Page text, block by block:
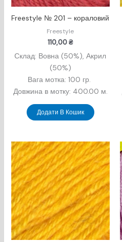
Freestyle № 201 – кораловий
Freestyle
110,00₴
Склад: Вовна (50%), Акрил
(50%)
Вага мотка: 100 гр.
Довжина в мотку: 400.00 м.
Додати В Кошик